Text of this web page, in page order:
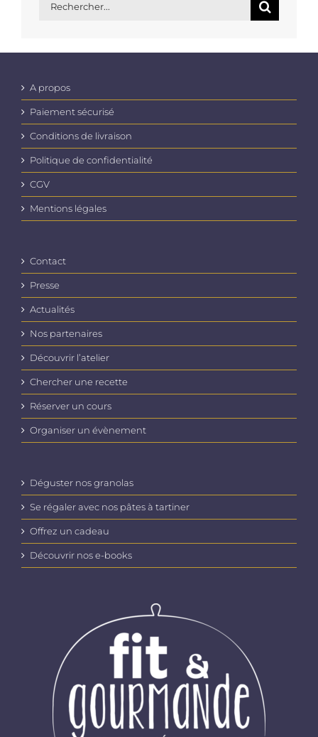
A propos
Paiement sécurisé
Conditions de livraison
Politique de confidentialité
CGV
Mentions légales
Contact
Presse
Actualités
Nos partenaires
Découvrir l’atelier
Chercher une recette
Réserver un cours
Organiser un évènement
Déguster nos granolas
Se régaler avec nos pâtes à tartiner
Offrez un cadeau
Découvrir nos e-books